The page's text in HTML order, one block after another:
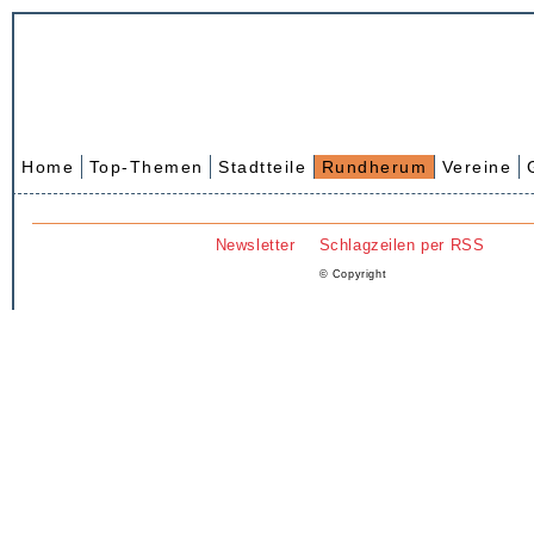
Home Top-Themen Stadtteile Rundherum Vereine
Newsletter Schlagzeilen per RSS
© Copyright